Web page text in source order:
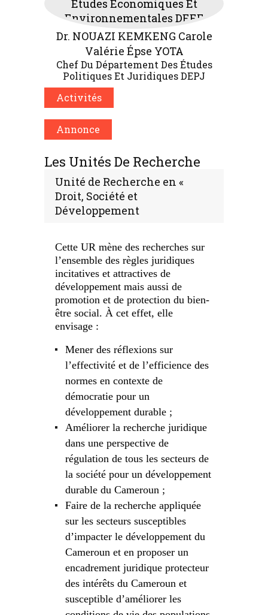
Dr. NOUAZI KEMKENG Carole
Valérie Épse YOTA
Chef Du Département Des Études
Politiques Et Juridiques DEPJ
Activités
Annonce
Les Unités De Recherche
Unité de Recherche en «
Droit, Société et
Développement
Cette UR mène des recherches sur
l’ensemble des règles juridiques
incitatives et attractives de
développement mais aussi de
promotion et de protection du bien-
être social. À cet effet, elle
envisage :
Mener des réflexions sur
l’effectivité et de l’efficience des
normes en contexte de
démocratie pour un
développement durable ;
Améliorer la recherche juridique
dans une perspective de
régulation de tous les secteurs de
la société pour un développement
durable du Cameroun ;
Faire de la recherche appliquée
sur les secteurs susceptibles
d’impacter le développement du
Cameroun et en proposer un
encadrement juridique protecteur
des intérêts du Cameroun et
susceptible d’améliorer les